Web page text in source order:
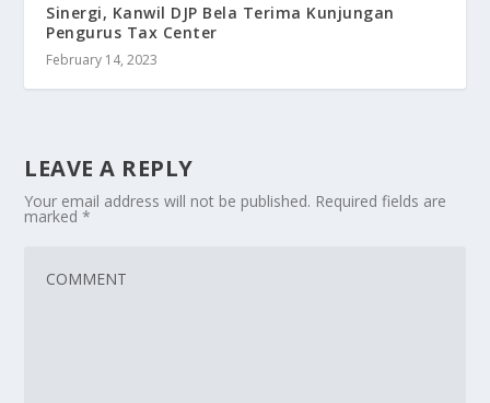
Sinergi, Kanwil DJP Bela Terima Kunjungan
Pengurus Tax Center
February 14, 2023
LEAVE A REPLY
Your email address will not be published. Required fields are
marked*